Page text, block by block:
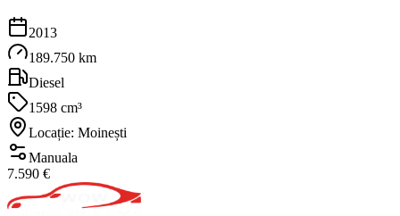
2013
189.750 km
Diesel
1598 cm³
Locație: Moinești
Manuala
7.590 €